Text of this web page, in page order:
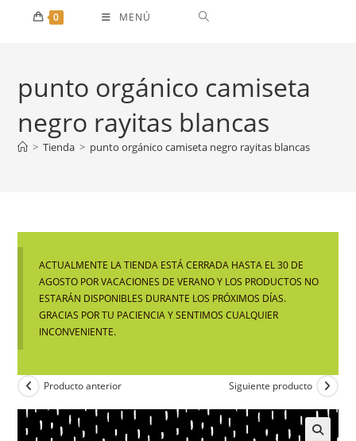
0 MENÚ
punto orgánico camiseta
negro rayitas blancas
> Tienda > punto orgánico camiseta negro rayitas blancas
ACTUALMENTE LA TIENDA ESTÁ CERRADA HASTA EL 30 DE
AGOSTO POR VACACIONES DE VERANO Y LOS PRODUCTOS NO
ESTARÁN DISPONIBLES DURANTE LOS PRÓXIMOS DÍAS.
GRACIAS POR TU PACIENCIA Y SENTIMOS CUALQUIER
INCONVENIENTE.
Producto anterior Siguiente producto